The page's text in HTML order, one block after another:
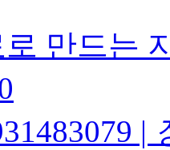
만드는
|